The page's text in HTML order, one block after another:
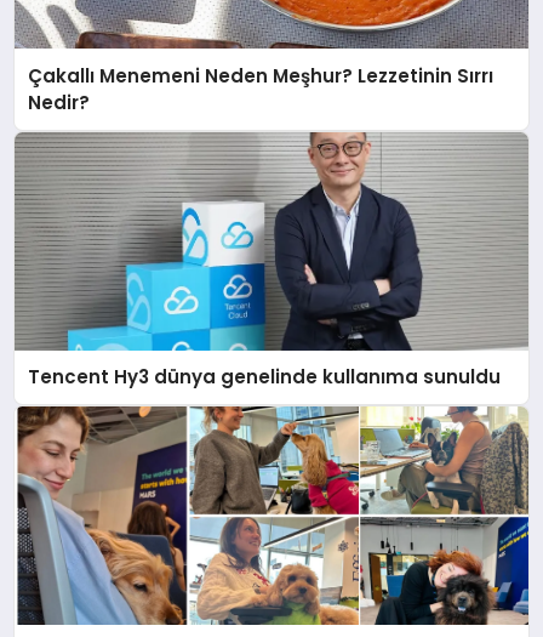
Çakallı Menemeni Neden Meşhur? Lezzetinin Sırrı
Nedir?
Tencent Hy3 dünya genelinde kullanıma sunuldu